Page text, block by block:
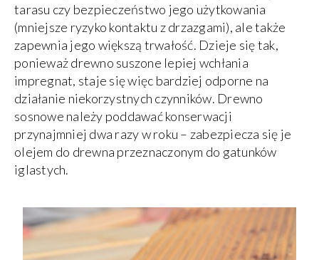
tarasu czy bezpieczeństwo jego użytkowania
(mniejsze ryzyko kontaktu z drzazgami), ale także
zapewnia jego większą trwałość. Dzieje się tak,
ponieważ drewno suszone lepiej wchłania
impregnat, staje się więc bardziej odporne na
działanie niekorzystnych czynników. Drewno
sosnowe należy poddawać konserwacji
przynajmniej dwa razy w roku – zabezpiecza się je
olejem do drewna przeznaczonym do gatunków
iglastych.